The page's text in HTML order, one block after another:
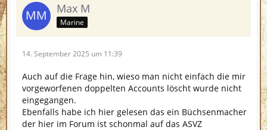
Max M
Marine
14. September 2025 um 11:39
Auch auf die Frage hin, wieso man nicht einfach die mir
vorgeworfenen doppelten Accounts löscht wurde nicht
eingegangen.
Ebenfalls habe ich hier gelesen das ein Büchsenmacher
der hier im Forum ist schonmal auf das ASVZ